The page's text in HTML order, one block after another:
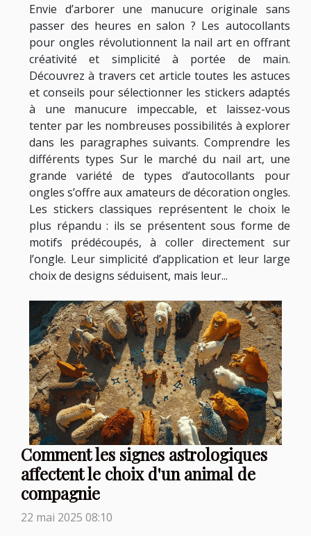
Envie d’arborer une manucure originale sans
passer des heures en salon ? Les autocollants
pour ongles révolutionnent la nail art en offrant
créativité et simplicité à portée de main.
Découvrez à travers cet article toutes les astuces
et conseils pour sélectionner les stickers adaptés
à une manucure impeccable, et laissez-vous
tenter par les nombreuses possibilités à explorer
dans les paragraphes suivants. Comprendre les
différents types Sur le marché du nail art, une
grande variété de types d’autocollants pour
ongles s’offre aux amateurs de décoration ongles.
Les stickers classiques représentent le choix le
plus répandu : ils se présentent sous forme de
motifs prédécoupés, à coller directement sur
l’ongle. Leur simplicité d’application et leur large
choix de designs séduisent, mais leur...
Comment les signes astrologiques
affectent le choix d'un animal de
compagnie
22 mai 2025 08:10